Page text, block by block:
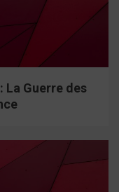
La Guerre des